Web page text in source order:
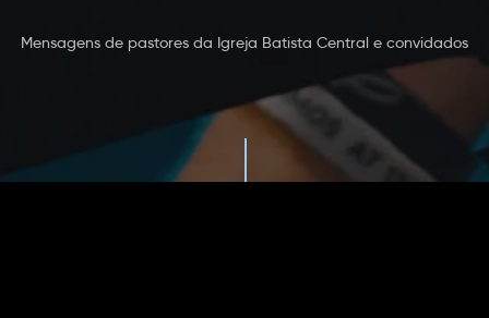
Mensagens de pastores da Igreja Batista Central e convidados